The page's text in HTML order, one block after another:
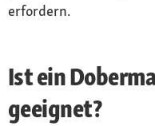
erfordern.
Ist ein
geeignet?